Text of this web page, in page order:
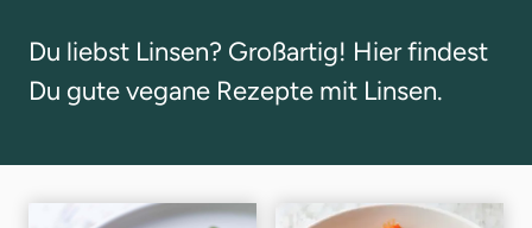
Du liebst Linsen? Großartig! Hier findest
Du gute vegane Rezepte mit Linsen.